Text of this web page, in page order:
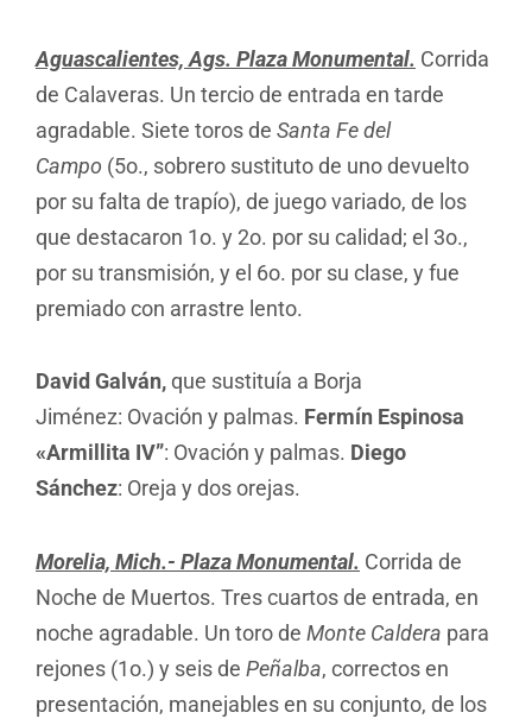
Aguascalientes, Ags. Plaza Monumental. Corrida
de Calaveras. Un tercio de entrada en tarde
agradable. Siete toros de Santa Fe del
Campo (5o., sobrero sustituto de uno devuelto
por su falta de trapío), de juego variado, de los
que destacaron 1o. y 2o. por su calidad; el 3o.,
por su transmisión, y el 6o. por su clase, y fue
premiado con arrastre lento.
David Galván,que sustituía a Borja
Jiménez: Ovación y palmas. Fermín Espinosa
«Armillita IV”: Ovación y palmas. Diego
Sánchez: Oreja y dos orejas.
Morelia, Mich.- Plaza Monumental. Corrida de
Noche de Muertos. Tres cuartos de entrada, en
noche agradable. Un toro de Monte Caldera para
rejones (1o.) y seis de Peñalba, correctos en
presentación, manejables en su conjunto, de los